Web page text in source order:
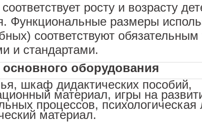
росту и возрасту
Функциональные размеры
соответствуют
и стандартами.
оборудования
шкаф дидактических пособий,
материал, игры на
процессов, психологическая
материал.